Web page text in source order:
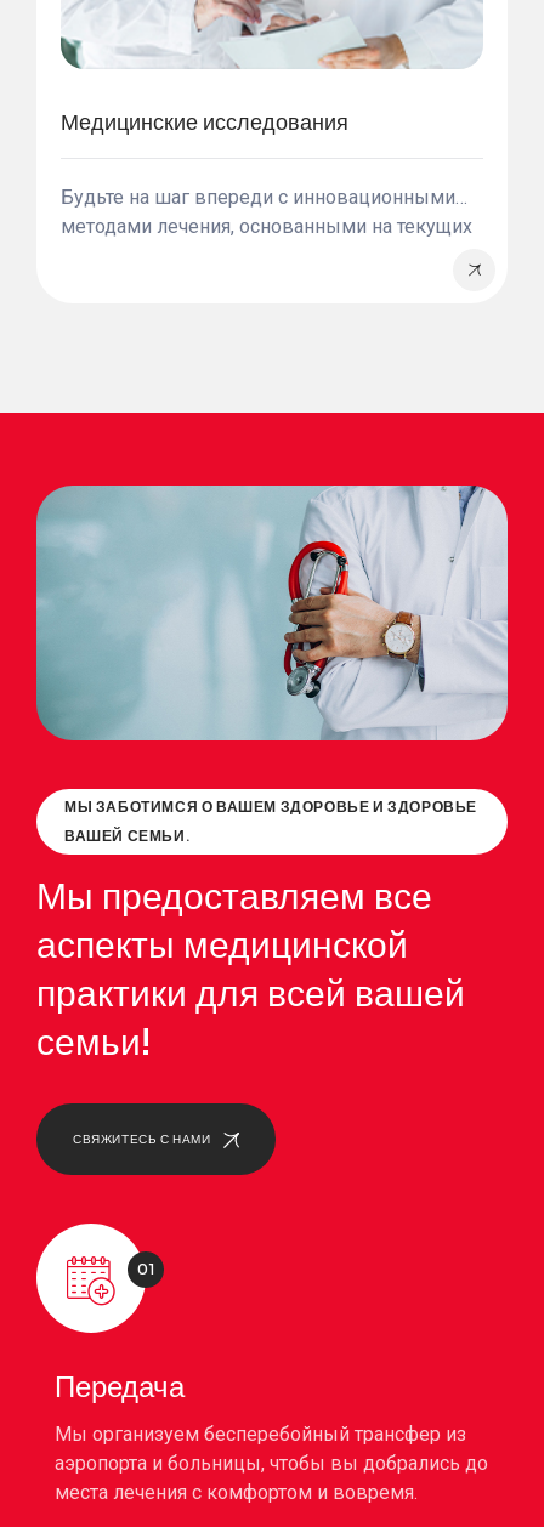
Медицинские исследования
Будьте на шаг впереди с инновационными
методами лечения, основанными на текущих
МЫ ЗАБОТИМСЯ О ВАШЕМ ЗДОРОВЬЕ И ЗДОРОВЬЕ
ВАШЕЙ СЕМЬИ.
Мы предоставляем все
аспекты медицинской
практики для всей вашей
семьи!
СВЯЖИТЕСЬ С НАМИ
01
Передача
Мы организуем бесперебойный трансфер из
аэропорта и больницы, чтобы вы добрались до
места лечения с комфортом и вовремя.